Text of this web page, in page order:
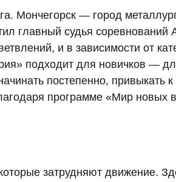
Мончегорск — город
главный судья
и в зависимости от
подходит для новичков —
постепенно, привыкать
программе «Мир
затрудняют движение.